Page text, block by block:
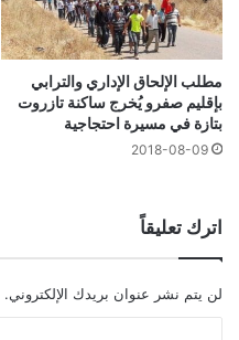
مطلب الإلحاق الإداري والترابي
بإقليم صفرو يُخرج ساكنة تازروت
بتازة في مسيرة احتجاجية
2018-08-09
اترك تعليقاً
لن يتم نشر عنوان بريدك الإلكتروني.